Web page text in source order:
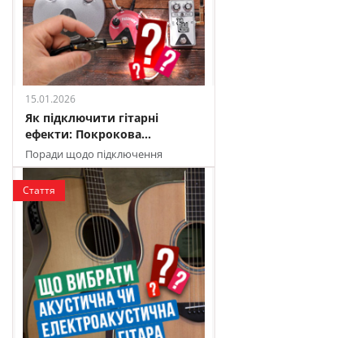
15.01.2026
Як підключити гітарні
ефекти: Покрокова...
Поради щодо підключення
гітарних педалей для створення
ідеального звуку
Стаття